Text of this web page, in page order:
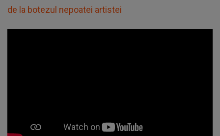
de la botezul nepoatei artistei